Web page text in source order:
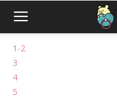
1-2
3
4
5